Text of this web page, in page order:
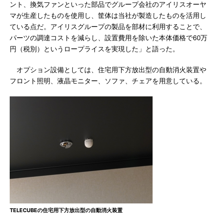
ント、換気ファンといった部品でグループ会社のアイリスオーヤ
マが生産したものを使用し、筐体は当社が製造したものを活用し
ている点だ。アイリスグループの製品を部材に利用することで、
パーツの調達コストを減らし、設置費用を除いた本体価格で60万
円（税別）というロープライスを実現した」と語った。
オプション設備としては、住宅用下方放出型の自動消火装置や
フロント照明、液晶モニター、ソファ、チェアを用意している。
TELECUBEの住宅用下方放出型の自動消火装置